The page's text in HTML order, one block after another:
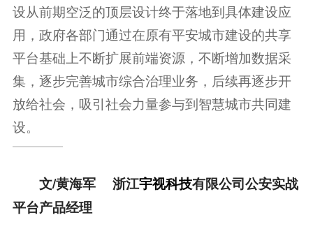
设从前期空泛的顶层设计终于落地到具体建设应
用，政府各部门通过在原有平安城市建设的共享
平台基础上不断扩展前端资源，不断增加数据采
集，逐步完善城市综合治理业务，后续再逐步开
放给社会，吸引社会力量参与到智慧城市共同建
设。
文/黄海军 浙江宇视科技有限公司公安实战
平台产品经理